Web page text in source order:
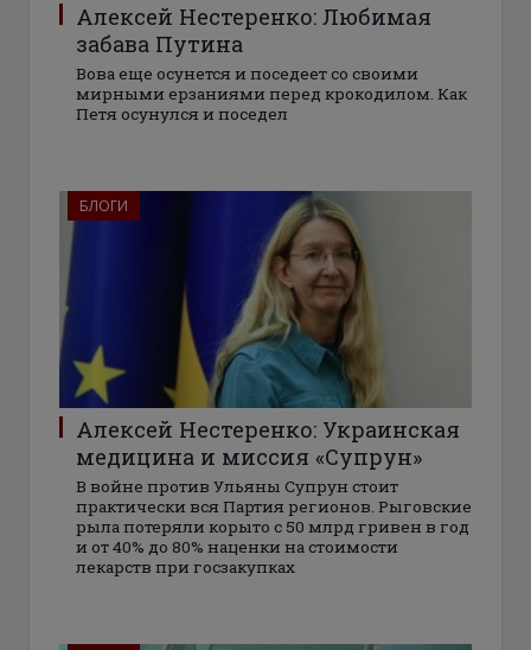
Алексей Нестеренко: Любимая
забава Путина
Вова еще осунется и поседеет со своими
мирными ерзаниями перед крокодилом. Как
Петя осунулся и поседел
БЛОГИ
Алексей Нестеренко: Украинская
медицина и миссия «Супрун»
В войне против Ульяны Супрун стоит
практически вся Партия регионов. Рыговские
рыла потеряли корыто с 50 млрд гривен в год
и от 40% до 80% наценки на стоимости
лекарств при госзакупках